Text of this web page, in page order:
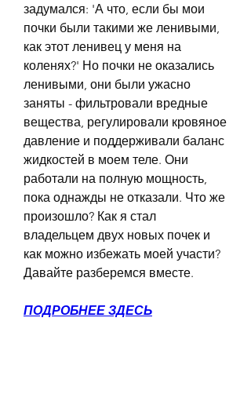
задумался: 'А что, если бы мои
почки были такими же ленивыми,
как этот ленивец у меня на
коленях?' Но почки не оказались
ленивыми, они были ужасно
заняты - фильтровали вредные
вещества, регулировали кровяное
давление и поддерживали баланс
жидкостей в моем теле. Они
работали на полную мощность,
пока однажды не отказали. Что же
произошло? Как я стал
владельцем двух новых почек и
как можно избежать моей участи?
Давайте разберемся вместе.
ПОДРОБНЕЕ ЗДЕСЬ